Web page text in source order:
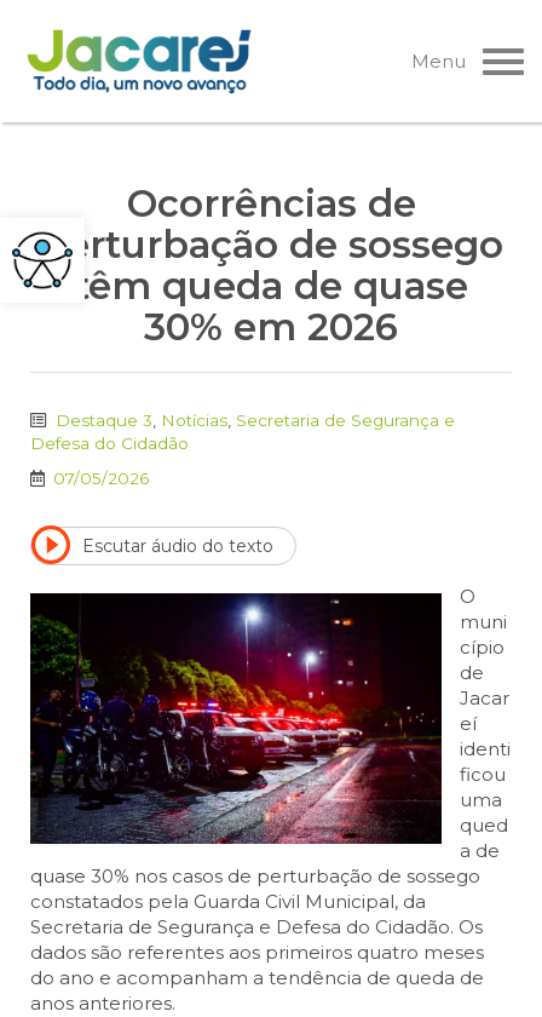
Pular
para
o
Menu
Ocorrências de
perturbação de sossego
têm queda de quase
30% em 2026
Destaque 3 Notícias Secretaria de Segurança e
Defesa do Cidadão
07/05/2026
Escutar áudio do texto
O
muni
cípio
de
Jacar
eí
identi
ficou
uma
qued
a de
quase 30% nos casos de perturbação de sossego
constatados pela Guarda Civil Municipal, da
Secretaria de Segurança e Defesa do Cidadão. Os
dados são referentes aos primeiros quatro meses
do ano e acompanham a tendência de queda de
anos anteriores.